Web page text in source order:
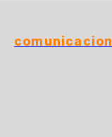
comunicacion